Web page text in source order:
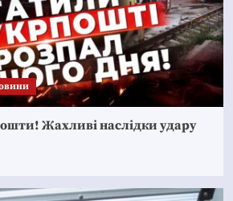
Жахливі наслідки удару